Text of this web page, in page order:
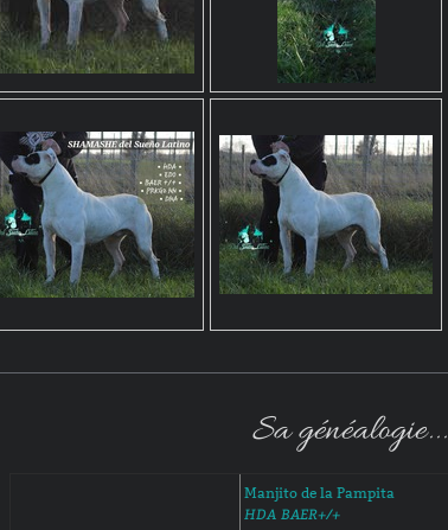
Sa généalogie...
Manjito de la Pampita
HDA BAER+/+